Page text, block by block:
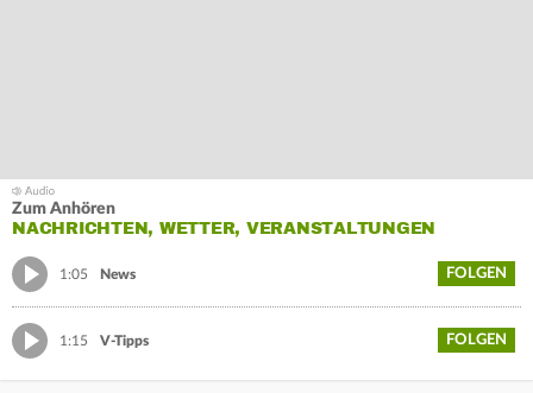
Zum Anhören
NACHRICHTEN, WETTER, VERANSTALTUNGEN
1:05 News FOLGEN
1:15 V-Tipps FOLGEN